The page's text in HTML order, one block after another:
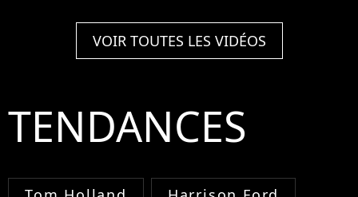
VOIR TOUTES LES VIDÉOS
TENDANCES